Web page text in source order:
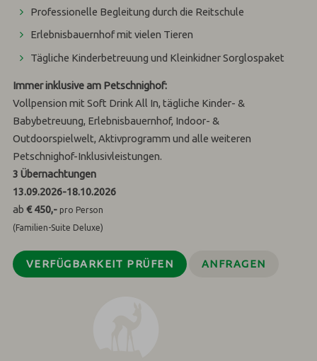
Professionelle Begleitung durch die Reitschule
Erlebnisbauernhof mit vielen Tieren
Tägliche Kinderbetreuung und Kleinkidner Sorglospaket
Immer inklusive am Petschnighof:
Vollpension mit Soft Drink All In, tägliche Kinder- &
Babybetreuung, Erlebnisbauernhof, Indoor- &
Outdoorspielwelt, Aktivprogramm und alle weiteren
Petschnighof-Inklusivleistungen.
3 Übernachtungen
13.09.2026-18.10.2026
ab€ 450,- pro Person
(Familien-Suite Deluxe)
VERFÜGBARKEIT PRÜFEN ANFRAGEN